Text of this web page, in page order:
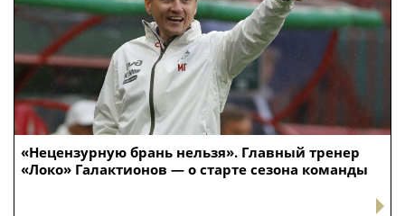
«Нецензурную брань нельзя». Главный тренер
«Локо» Галактионов — о старте сезона команды